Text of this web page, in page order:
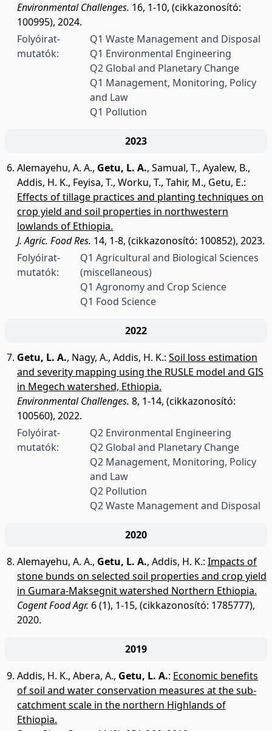
Environmental Challenges. 16, 1-10, (cikkazonosító:
100995), 2024.
Folyóirat-
mutatók:
Q1 Waste Management and Disposal
Q1 Environmental Engineering
Q2 Global and Planetary Change
Q1 Management, Monitoring, Policy
and Law
Q1 Pollution
2023
Alemayehu, A. A., Getu, L. A., Samual, T., Ayalew, B.,
Addis, H. K., Feyisa, T., Worku, T., Tahir, M., Getu, E.:
Effects of tillage practices and planting techniques on
crop yield and soil properties in northwestern
lowlands of Ethiopia.
J. Agric. Food Res. 14, 1-8, (cikkazonosító: 100852), 2023.
Folyóirat-
mutatók:
Q1 Agricultural and Biological Sciences
(miscellaneous)
Q1 Agronomy and Crop Science
Q1 Food Science
2022
Getu, L. A., Nagy, A., Addis, H. K.: Soil loss estimation
and severity mapping using the RUSLE model and GIS
in Megech watershed, Ethiopia.
Environmental Challenges. 8, 1-14, (cikkazonosító:
100560), 2022.
Folyóirat-
mutatók:
Q2 Environmental Engineering
Q2 Global and Planetary Change
Q2 Management, Monitoring, Policy
and Law
Q2 Pollution
Q2 Waste Management and Disposal
2020
Alemayehu, A. A., Getu, L. A., Addis, H. K.: Impacts of
stone bunds on selected soil properties and crop yield
in Gumara-Maksegnit watershed Northern Ethiopia.
Cogent Food Agr. 6 (1), 1-15, (cikkazonosító: 1785777),
2020.
2019
Addis, H. K., Abera, A., Getu, L. A.: Economic benefits
of soil and water conservation measures at the sub-
catchment scale in the northern Highlands of
Ethiopia.